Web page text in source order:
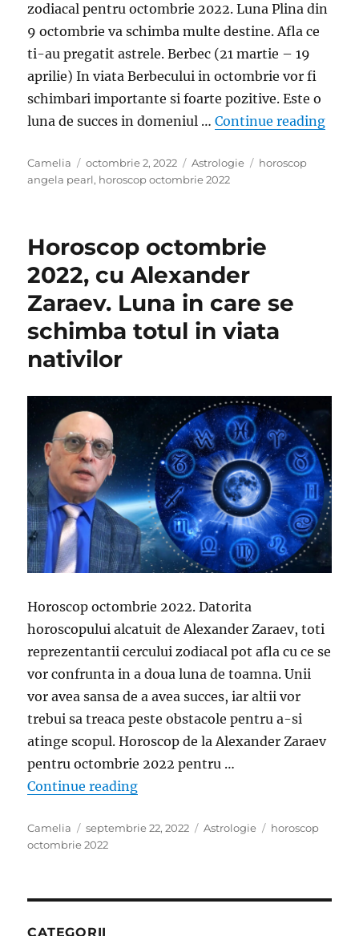
zodiacal pentru octombrie 2022. Luna Plina din
9 octombrie va schimba multe destine. Afla ce
ti-au pregatit astrele. Berbec (21 martie – 19
aprilie) In viata Berbecului in octombrie vor fi
schimbari importante si foarte pozitive. Este o
luna de succes in domeniul …Continue reading
Author
Camelia
Posted
on
octombrie 2, 2022 Categories
Astrologie Tags
horoscop
angela pearl, horoscop octombrie 2022
Horoscop octombrie
2022, cu Alexander
Zaraev. Luna in care se
schimba totul in viata
nativilor
Horoscop octombrie 2022. Datorita
horoscopului alcatuit de Alexander Zaraev, toti
reprezentantii cercului zodiacal pot afla cu ce se
vor confrunta in a doua luna de toamna. Unii
vor avea sansa de a avea succes, iar altii vor
trebui sa treaca peste obstacole pentru a-si
atinge scopul. Horoscop de la Alexander Zaraev
pentru octombrie 2022 pentru …
Continue reading„Horoscop octombrie 2022, cu
Author
Camelia
Posted
on
septembrie 22, 2022 Categories
Astrologie Tags
horoscop
octombrie 2022
CATEGORII